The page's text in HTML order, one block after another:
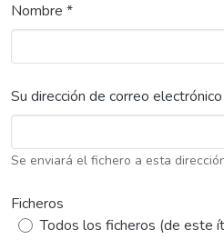
Nombre *
Su dirección de correo
Se enviará el fichero a esta
Ficheros
Todos los ficheros (de este